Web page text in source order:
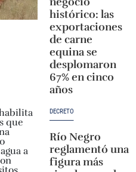
histórico: las
exportaciones
de carne
equina se
desplomaron
67% en cinco
años
DECRETO
Río Negro
reglamentó una
figura más